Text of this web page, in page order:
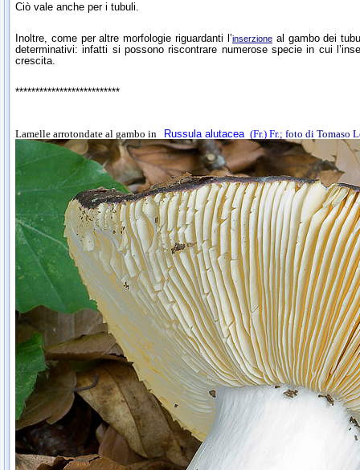
Ciò vale anche per i tubuli.
Inoltre, come per altre morfologie riguardanti l’inserzione al gambo dei
determinativi: infatti si possono riscontrare numerose specie in cui
crescita.
**************************
Lamelle arrotondate al gambo in Russula alutacea (Fr.) Fr.; foto di Tomaso